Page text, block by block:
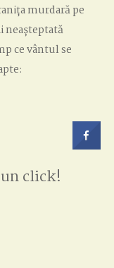
murdară pe
neașteptată
ce vântul se
click!